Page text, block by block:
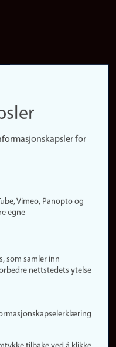
for
Vimeo, Panopto og
egne
som samler inn
nettstedets ytelse